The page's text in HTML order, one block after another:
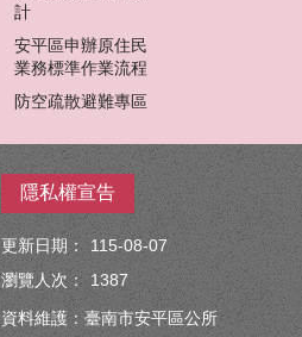
計
安平區申辦原住民
業務標準作業流程
防空疏散避難專區
隱私權宣告
更新日期：
115-08-07
瀏覽人次：
1387
資料維護：臺南市安平區公所